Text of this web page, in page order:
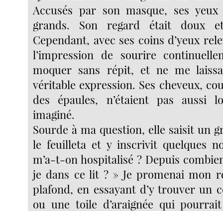
Accusés par son masque, ses
grands. Son regard était doux et
Cependant, avec ses coins d’yeux
l’impression de sourire
moquer sans répit, et ne me
véritable expression. Ses cheveux,
des épaules, n’étaient pas aussi
imaginé.
Sourde à ma question, elle saisit un
le feuilleta et y inscrivit quelques
m’a-t-on hospitalisé ? Depuis
je dans ce lit ? » Je promenai mon
plafond, en essayant d’y trouver un
ou une toile d’araignée qui